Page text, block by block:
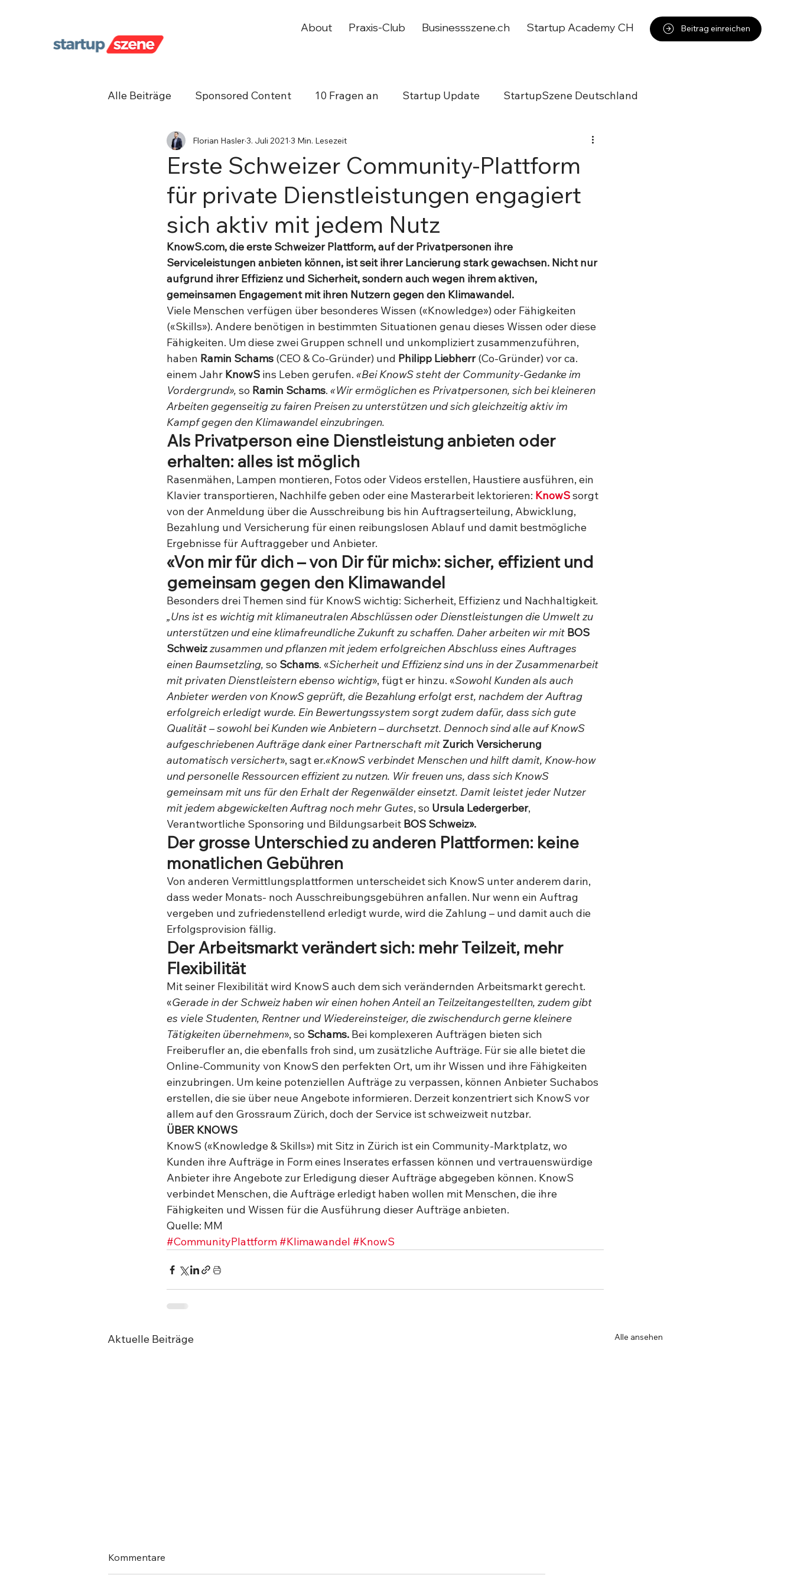
Beitrag einreichen
About Praxis-Club Businessszene.ch Startup Academy CH
Alle Beiträge Sponsored Content 10 Fragen an Startup Update StartupSzene Deutschland
Unternehmergeist Networking Jubiläum
Erste Schweizer Community-Plattform
für private Dienstleistungen engagiert
sich aktiv mit jedem Nutz
Florian Hasler3. Juli 2021 3 Min. Lesezeit
KnowS.com, die erste Schweizer Plattform, auf der Privatpersonen ihre
Serviceleistungen anbieten können, ist seit ihrer Lancierung stark gewachsen. Nicht nur
aufgrund ihrer Effizienz und Sicherheit, sondern auch wegen ihrem aktiven,
gemeinsamen Engagement mit ihren Nutzern gegen den Klimawandel.
Viele Menschen verfügen über besonderes Wissen («Knowledge») oder Fähigkeiten
(«Skills»). Andere benötigen in bestimmten Situationen genau dieses Wissen oder diese
Fähigkeiten. Um diese zwei Gruppen schnell und unkompliziert zusammenzuführen,
haben Ramin Schams (CEO & Co-Gründer) und Philipp Liebherr (Co-Gründer) vor ca.
einem Jahr KnowS ins Leben gerufen. «Bei KnowS steht der Community-Gedanke im
Vordergrund», so Ramin Schams. «Wir ermöglichen es Privatpersonen, sich bei kleineren
Arbeiten gegenseitig zu fairen Preisen zu unterstützen und sich gleichzeitig aktiv im
Kampf gegen den Klimawandel einzubringen.
Als Privatperson eine Dienstleistung anbieten oder
erhalten: alles ist möglich
Rasenmähen, Lampen montieren, Fotos oder Videos erstellen, Haustiere ausführen, ein
Klavier transportieren, Nachhilfe geben oder eine Masterarbeit lektorieren: KnowS sorgt
von der Anmeldung über die Ausschreibung bis hin Auftragserteilung, Abwicklung,
Bezahlung und Versicherung für einen reibungslosen Ablauf und damit bestmögliche
Ergebnisse für Auftraggeber und Anbieter.
«Von mir für dich – von Dir für mich»: sicher, effizient und
gemeinsam gegen den Klimawandel
Besonders drei Themen sind für KnowS wichtig: Sicherheit, Effizienz und Nachhaltigkeit.
„Uns ist es wichtig mit klimaneutralen Abschlüssen oder Dienstleistungen die Umwelt zu
unterstützen und eine klimafreundliche Zukunft zu schaffen. Daher arbeiten wir mit BOS
Schweiz zusammen und pflanzen mit jedem erfolgreichen Abschluss eines Auftrages
einen Baumsetzling, so Schams. «Sicherheit und Effizienz sind uns in der Zusammenarbeit
mit privaten Dienstleistern ebenso wichtig», fügt er hinzu. «Sowohl Kunden als auch
Anbieter werden von KnowS geprüft, die Bezahlung erfolgt erst, nachdem der Auftrag
erfolgreich erledigt wurde. Ein Bewertungssystem sorgt zudem dafür, dass sich gute
Qualität – sowohl bei Kunden wie Anbietern – durchsetzt. Dennoch sind alle auf KnowS
aufgeschriebenen Aufträge dank einer Partnerschaft mit Zurich Versicherung
automatisch versichert», sagt er.«KnowS verbindet Menschen und hilft damit, Know-how
und personelle Ressourcen effizient zu nutzen. Wir freuen uns, dass sich KnowS
gemeinsam mit uns für den Erhalt der Regenwälder einsetzt. Damit leistet jeder Nutzer
mit jedem abgewickelten Auftrag noch mehr Gutes, so Ursula Ledergerber,
Verantwortliche Sponsoring und Bildungsarbeit BOS Schweiz».
Der grosse Unterschied zu anderen Plattformen: keine
monatlichen Gebühren
Von anderen Vermittlungsplattformen unterscheidet sich KnowS unter anderem darin,
dass weder Monats- noch Ausschreibungsgebühren anfallen. Nur wenn ein Auftrag
vergeben und zufriedenstellend erledigt wurde, wird die Zahlung – und damit auch die
Erfolgsprovision fällig.
Der Arbeitsmarkt verändert sich: mehr Teilzeit, mehr
Flexibilität
Mit seiner Flexibilität wird KnowS auch dem sich verändernden Arbeitsmarkt gerecht.
«Gerade in der Schweiz haben wir einen hohen Anteil an Teilzeitangestellten, zudem gibt
es viele Studenten, Rentner und Wiedereinsteiger, die zwischendurch gerne kleinere
Tätigkeiten übernehmen», so Schams. Bei komplexeren Aufträgen bieten sich
Freiberufler an, die ebenfalls froh sind, um zusätzliche Aufträge. Für sie alle bietet die
Online-Community von KnowS den perfekten Ort, um ihr Wissen und ihre Fähigkeiten
einzubringen. Um keine potenziellen Aufträge zu verpassen, können Anbieter Suchabos
erstellen, die sie über neue Angebote informieren. Derzeit konzentriert sich KnowS vor
allem auf den Grossraum Zürich, doch der Service ist schweizweit nutzbar.
ÜBER KNOWS
KnowS («Knowledge & Skills») mit Sitz in Zürich ist ein Community-Marktplatz, wo
Kunden ihre Aufträge in Form eines Inserates erfassen können und vertrauenswürdige
Anbieter ihre Angebote zur Erledigung dieser Aufträge abgegeben können. KnowS
verbindet Menschen, die Aufträge erledigt haben wollen mit Menschen, die ihre
Fähigkeiten und Wissen für die Ausführung dieser Aufträge anbieten.
Quelle: MM
#CommunityPlattform #Klimawandel #KnowS
Aktuelle Beiträge Alle ansehen
Kommentare